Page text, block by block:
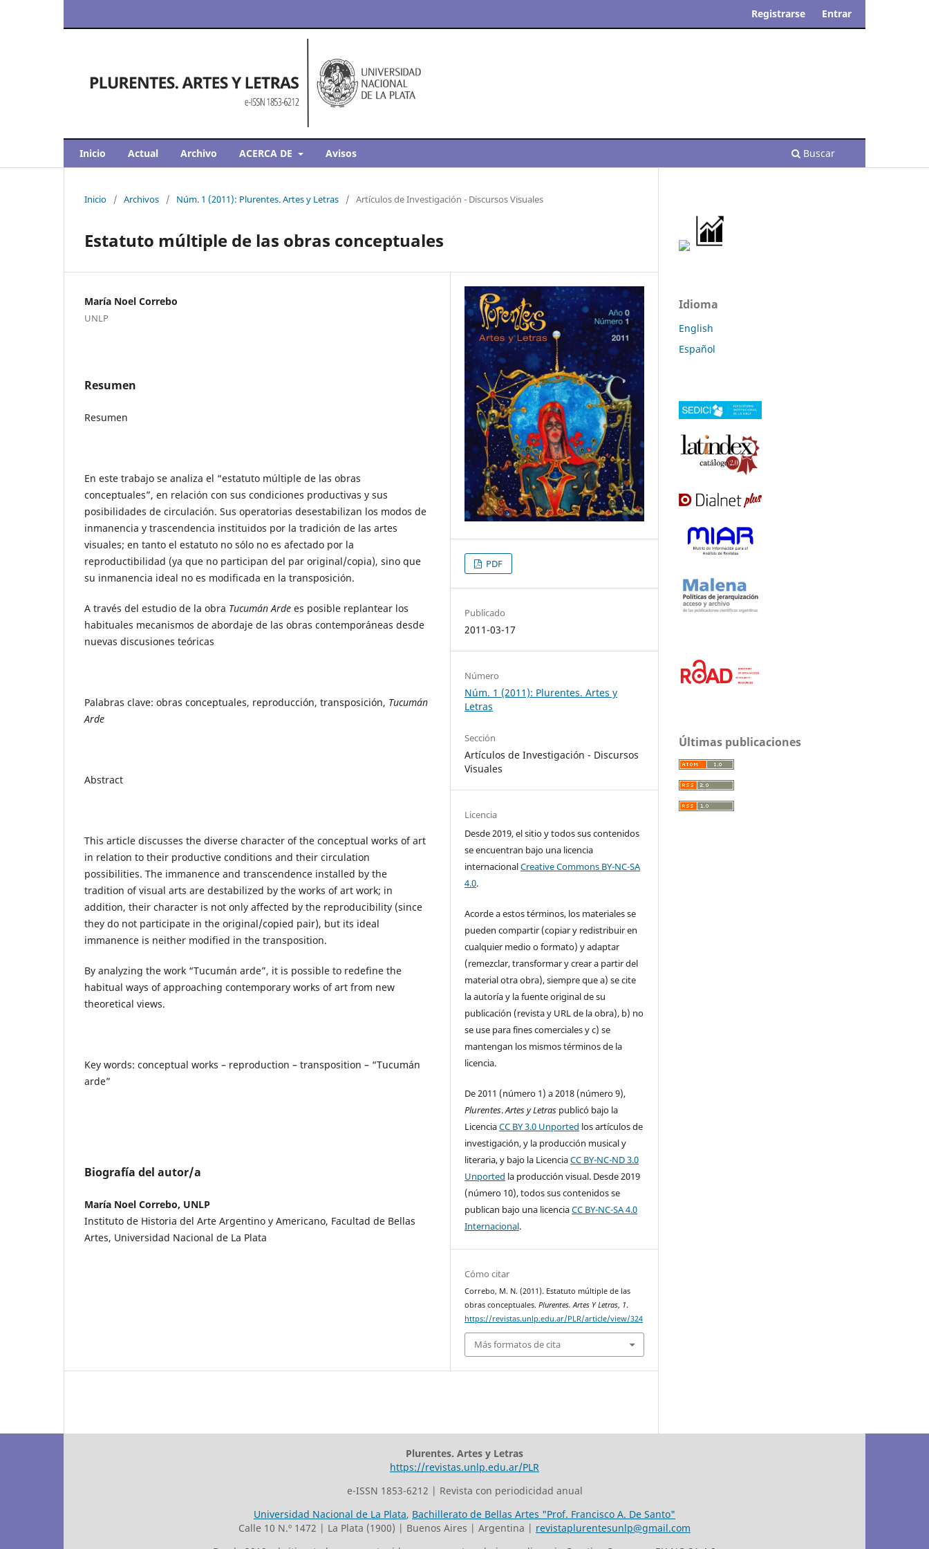
Inicio Actual Archivo ACERCA DE Avisos Buscar
Registrarse Entrar
Inicio / Archivos / Núm. 1 (2011): Plurentes. Artes y Letras / Artículos de Investigación - Discursos Visuales
Estatuto múltiple de las obras conceptuales
María Noel Correbo
UNLP
Resumen
Resumen
En este trabajo se analiza el “estatuto múltiple de las obras
conceptuales”, en relación con sus condiciones productivas y sus
posibilidades de circulación. Sus operatorias desestabilizan los modos de
inmanencia y trascendencia instituidos por la tradición de las artes
visuales; en tanto el estatuto no sólo no es afectado por la
reproductibilidad (ya que no participan del par original/copia), sino que
su inmanencia ideal no es modificada en la transposición.
A través del estudio de la obra Tucumán Arde es posible replantear los
habituales mecanismos de abordaje de las obras contemporáneas desde
nuevas discusiones teóricas
Palabras clave: obras conceptuales, reproducción, transposición, Tucumán
Arde
Abstract
This article discusses the diverse character of the conceptual works of art
in relation to their productive conditions and their circulation
possibilities. The immanence and transcendence installed by the
tradition of visual arts are destabilized by the works of art work; in
addition, their character is not only affected by the reproducibility (since
they do not participate in the original/copied pair), but its ideal
immanence is neither modified in the transposition.
By analyzing the work “Tucumán arde”, it is possible to redefine the
habitual ways of approaching contemporary works of art from new
theoretical views.
Key words: conceptual works – reproduction – transposition – “Tucumán
arde”
Biografía del autor/a
María Noel Correbo, UNLP
Instituto de Historia del Arte Argentino y Americano, Facultad de Bellas
Artes, Universidad Nacional de La Plata
PDF
Publicado
2011-03-17
Número
Núm. 1 (2011): Plurentes. Artes y
Letras
Sección
Artículos de Investigación - Discursos
Visuales
Licencia
Desde 2019, el sitio y todos sus contenidos
se encuentran bajo una licencia
internacionalCreative Commons BY-NC-SA
4.0.
Acorde a estos términos, los materiales se
pueden compartir (copiar y redistribuir en
cualquier medio o formato) y adaptar
(remezclar, transformar y crear a partir del
material otra obra), siempre que a) se cite
la autoría y la fuente original de su
publicación (revista y URL de la obra), b) no
se use para fines comerciales y c) se
mantengan los mismos términos de la
licencia.
De 2011 (número 1) a 2018 (número 9),
Plurentes.Artes y Letras publicó bajo la
LicenciaCC BY 3.0 Unported los artículos de
investigación, y la producción musical y
literaria, y bajo la LicenciaCC BY-NC-ND 3.0
Unported la producción visual. Desde 2019
(número 10), todos sus contenidos se
publican bajo una licenciaCC BY-NC-SA 4.0
Internacional.
Cómo citar
Correbo, M. N. (2011). Estatuto múltiple de las
obras conceptuales.Plurentes. Artes Y Letras, 1.
https://revistas.unlp.edu.ar/PLR/article/view/324
Más formatos de cita
Idioma
English
Español
Últimas publicaciones
Plurentes. Artes y Letras
https://revistas.unlp.edu.ar/PLR
e-ISSN 1853-6212 | Revista con periodicidad anual
Universidad Nacional de La Plata, Bachillerato de Bellas Artes "Prof. Francisco A. De Santo"
Calle 10 N.º 1472 | La Plata (1900) | Buenos Aires | Argentina | revistaplurentesunlp@gmail.com